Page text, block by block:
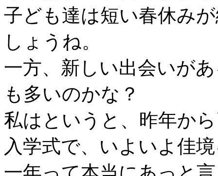
子ども達は短い春休み
しょうね。
一方、新しい出会いが
も多いのかな？
私はというと、昨年か
入学式で、いよいよ佳